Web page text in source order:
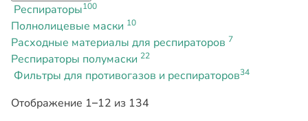
Респираторы100
Полнолицевые маски 10
Расходные материалы для респираторов 7
Респираторы полумаски 22
Фильтры для противогазов и респираторов34
Отображение 1–12 из 134